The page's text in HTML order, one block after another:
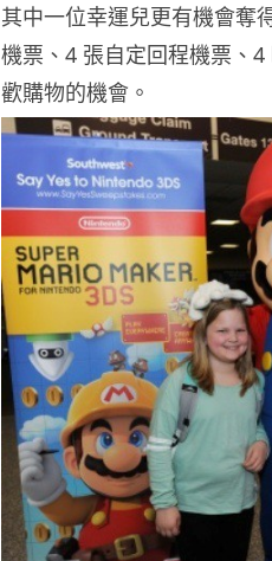
其中一位幸運兒更有機會奪
機票、4 張自定回程機票、
歡購物的機會。